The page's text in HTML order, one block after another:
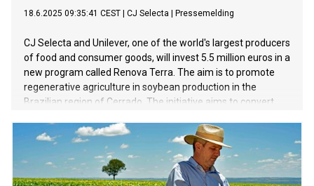
18.6.2025 09:35:41 CEST CJ Selecta Pressemelding
CJ Selecta and Unilever, one of the world's largest producers
of food and consumer goods, will invest 5.5 million euros in a
new program called Renova Terra. The aim is to promote
regenerative agriculture in soybean production in the
Brazilian region of Cerrado. The initiative aims to convert
2027 and expand to 45,000 hectares by 2030.